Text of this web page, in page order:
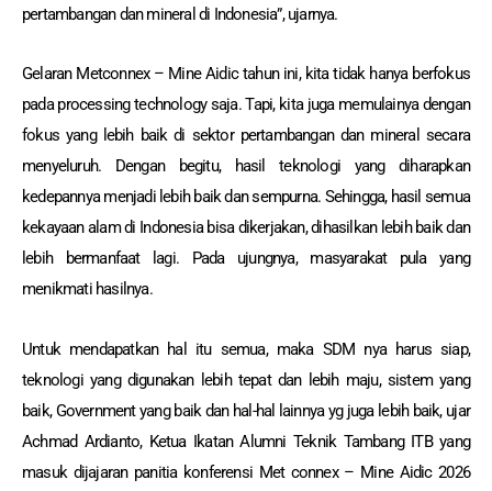
pertambangan dan mineral di Indonesia”, ujarnya.
Gelaran Metconnex – Mine Aidic tahun ini, kita tidak hanya berfokus
pada processing technology saja. Tapi, kita juga memulainya dengan
fokus yang lebih baik di sektor pertambangan dan mineral secara
menyeluruh. Dengan begitu, hasil teknologi yang diharapkan
kedepannya menjadi lebih baik dan sempurna. Sehingga, hasil semua
kekayaan alam di Indonesia bisa dikerjakan, dihasilkan lebih baik dan
lebih bermanfaat lagi. Pada ujungnya, masyarakat pula yang
menikmati hasilnya.
Untuk mendapatkan hal itu semua, maka SDM nya harus siap,
teknologi yang digunakan lebih tepat dan lebih maju, sistem yang
baik, Government yang baik dan hal-hal lainnya yg juga lebih baik, ujar
Achmad Ardianto, Ketua Ikatan Alumni Teknik Tambang ITB yang
masuk dijajaran panitia konferensi Met connex – Mine Aidic 2026